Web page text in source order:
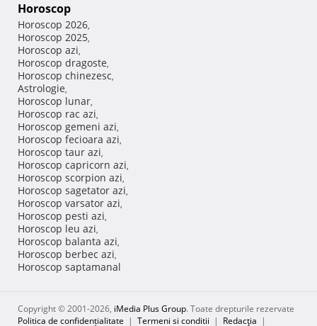
Horoscop
Horoscop 2026,
Horoscop 2025,
Horoscop azi,
Horoscop dragoste,
Horoscop chinezesc,
Astrologie,
Horoscop lunar,
Horoscop rac azi,
Horoscop gemeni azi,
Horoscop fecioara azi,
Horoscop taur azi,
Horoscop capricorn azi,
Horoscop scorpion azi,
Horoscop sagetator azi,
Horoscop varsator azi,
Horoscop pesti azi,
Horoscop leu azi,
Horoscop balanta azi,
Horoscop berbec azi,
Horoscop saptamanal
Copyright © 2001-2026, iMedia Plus Group. Toate drepturile rezervate
Politica de confidențialitate | Termeni si conditii | Redacţia |